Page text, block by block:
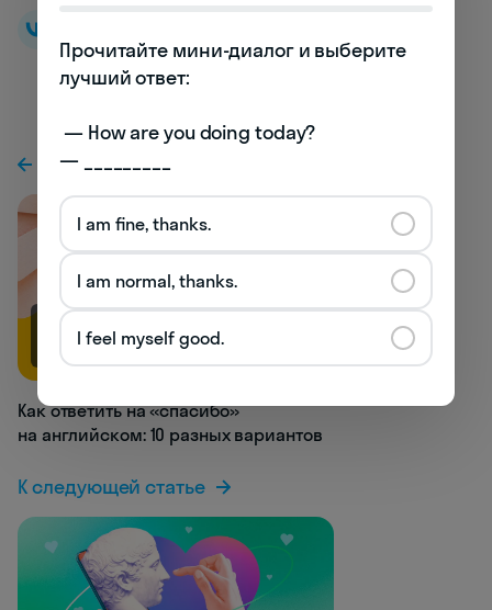
К предыдущей статье
64.8K
Как ответить на «спасибо»
на английском: 10 разных вариантов
К следующей статье
Прочитайте мини-диалог и выберите
лучший ответ:
— _________
I am fine, thanks.
I am normal, thanks.
I feel myself good.